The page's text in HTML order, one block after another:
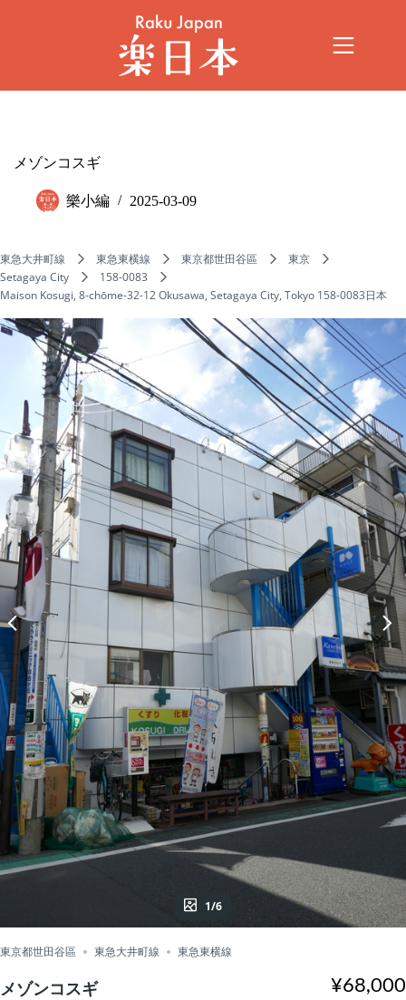
メゾンコスギ
樂小編 2025-03-09
東急大井町線 東急東横線 東京都世田谷區
東京
Setagaya City
158-0083
Maison Kosugi, 8-chōme-32-12 Okusawa, Setagaya City, Tokyo 158-0083日本
1/6
東京都世田谷區 東急大井町線 東急東横線
メゾンコスギ ¥68,000